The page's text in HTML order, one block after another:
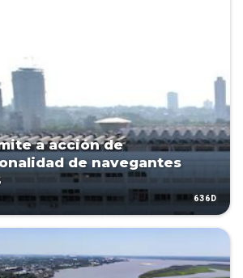
a acción de
de navegantes
636D